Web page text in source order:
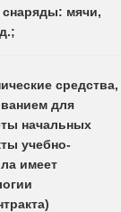
снаряды: мячи,
средства,
для
начальных
учебно-
имеет